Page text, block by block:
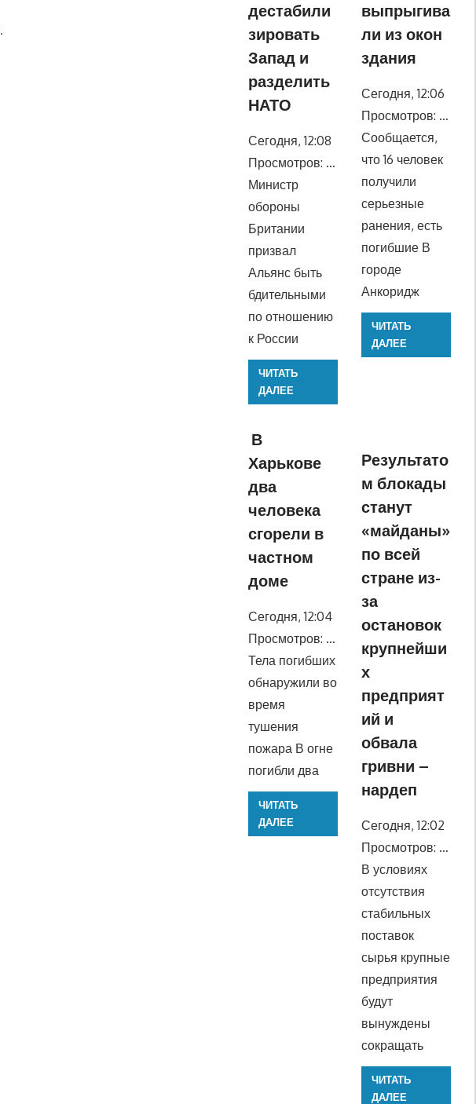
.
дестабили
зировать
Запад и
разделить
НАТО
Сегодня, 12:08
Просмотров: …
Министр
обороны
Британии
призвал
Альянс быть
бдительными
по отношению
к России
ЧИТАТЬ
ДАЛЕЕ
выпрыгива
ли из окон
здания
Сегодня, 12:06
Просмотров: …
Сообщается,
что 16 человек
получили
серьезные
ранения, есть
погибшие В
городе
Анкоридж
ЧИТАТЬ
ДАЛЕЕ
В
Харькове
два
человека
сгорели в
частном
доме
Сегодня, 12:04
Просмотров: …
Тела погибших
обнаружили во
время
тушения
пожара В огне
погибли два
ЧИТАТЬ
ДАЛЕЕ
Результато
м блокады
станут
«майданы»
по всей
стране из-
за
остановок
крупнейши
х
предприят
ий и
обвала
гривни –
нардеп
Сегодня, 12:02
Просмотров: …
В условиях
отсутствия
стабильных
поставок
сырья крупные
предприятия
будут
вынуждены
сокращать
ЧИТАТЬ
ДАЛЕЕ